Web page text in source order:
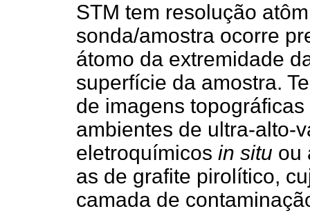
STM tem resolução
sonda/amostra ocorre
átomo da extremidade
superfície da amostra.
de imagens
ambientes de ultra-alto-
eletroquímicos in situ ou
as de grafite pirolítico,
camada de